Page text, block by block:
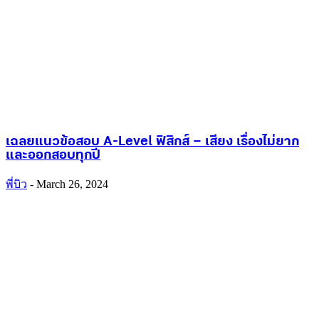
เฉลยแนวข้อสอบ A-Level ฟิสิกส์ – เสียง เรื่องไม่ยาก
และออกสอบทุกปี
พี่บิว - March 26, 2024